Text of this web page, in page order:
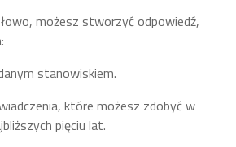
możesz stworzyć odpowiedź,
stanowiskiem.
które możesz zdobyć w
pięciu lat.